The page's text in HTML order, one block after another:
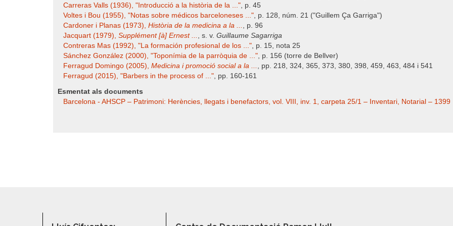
Carreras Valls (1936), "Introducció a la història de la ...", p. 45
Voltes i Bou (1955), "Notas sobre médicos barceloneses ...", p. 128, núm. 21 ("Guillem Ça Garriga")
Cardoner i Planas (1973), Història de la medicina a la ... , p. 96
Jacquart (1979), Supplément [à] Ernest ... , s. v. Guillaume Sagarriga
Contreras Mas (1992), "La formación profesional de los ...", p. 15, nota 25
Sánchez González (2000), "Toponímia de la parròquia de ...", p. 156 (torre de Bellver)
Ferragud Domingo (2005), Medicina i promoció social a la ... , pp. 218, 324, 365, 373, 380, 398, 459, 463, 484 i 541
Ferragud (2015), "Barbers in the process of ...", pp. 160-161
Esmentat als documents
Barcelona - AHSCP – Patrimoni: Herències, llegats i benefactors, vol. VIII, inv. 1, carpeta 25/1 – Inventari, Notarial – 1399